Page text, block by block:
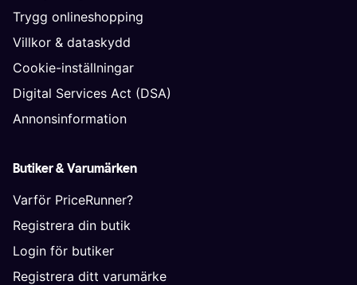
Trygg onlineshopping
Villkor & dataskydd
Cookie-inställningar
Digital Services Act (DSA)
Annonsinformation
Butiker & Varumärken
Varför PriceRunner?
Registrera din butik
Login för butiker
Registrera ditt varumärke